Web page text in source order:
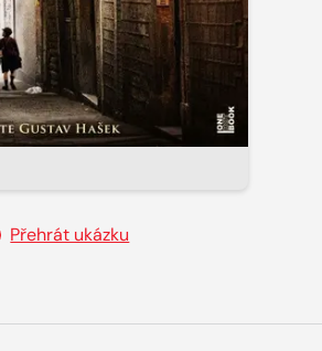
Přehrát ukázku